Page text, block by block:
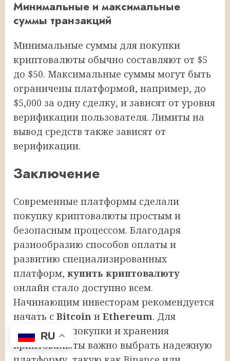
Минимальные и максимальные
суммы транзакций
Минимальные суммы для покупки
криптовалюты обычно составляют от $5
до $50. Максимальные суммы могут быть
ограничены платформой, например, до
$5,000 за одну сделку, и зависят от уровня
верификации пользователя. Лимиты на
вывод средств также зависят от
верификации.
Заключение
Современные платформы сделали
покупку криптовалюты простым и
безопасным процессом. Благодаря
разнообразию способов оплаты и
развитию специализированных
платформ, купить криптовалюту
онлайн стало доступно всем.
Начинающим инвесторам рекомендуется
начать с Bitcoin и Ethereum. Для
безопасной покупки и хранения
криптовалюты важно выбрать надежную
RU